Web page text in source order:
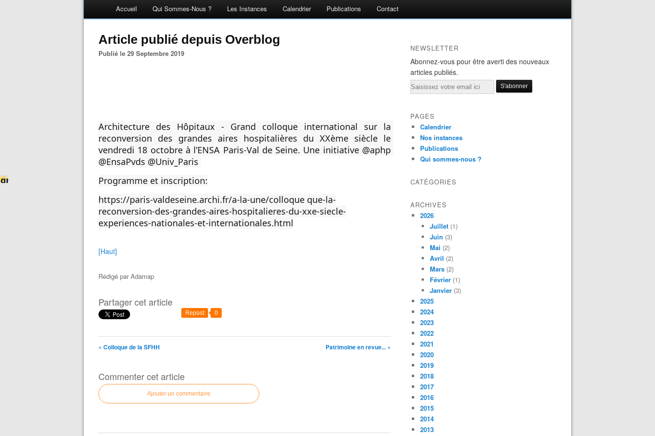
Accueil Qui Sommes-Nous ? Les Instances Calendrier Publications Contact
Article publié depuis Overblog
Publié le 29 Septembre 2019
Architecture des Hôpitaux - Grand colloque international sur la
reconversion des grandes aires hospitalières du XXème siècle le
vendredi 18 octobre à l’ENSA Paris-Val de Seine. Une initiative @aphp
@EnsaPvds @Univ_Paris
gr
Programme et inscription:
https://paris-valdeseine.archi.fr/a-la-une/colloque que-la-
reconversion-des-grandes-aires-hospitalieres-du-xxe-siecle-
experiences-nationales-et-internationales.html
[Haut]
Rédigé parAdamap
Partager cet article
Repost 0
« Colloque de la SFHH Patrimoine en revue... »
Commenter cet article
Ajouter un commentaire
NEWSLETTER
Abonnez-vous pour être averti des nouveaux
articles publiés.
Email
PAGES
Calendrier
Nos instances
Publications
Qui sommes-nous ?
CATÉGORIES
ARCHIVES
2026
Juillet (1)
Juin (3)
Mai (2)
Avril (2)
Mars (2)
Février (1)
Janvier (3)
2025
2024
2023
2022
2021
2020
2019
2018
2017
2016
2015
2014
2013